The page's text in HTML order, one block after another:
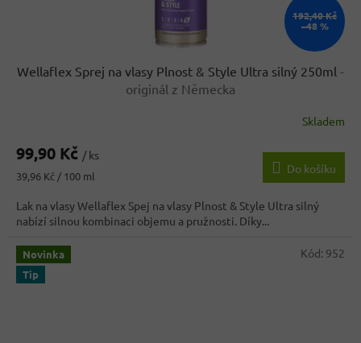
192,40 Kč
–48 %
Wellaflex Sprej na vlasy Plnost & Style Ultra silný 250ml -
originál z Německa
Skladem
99,90 Kč / ks
Měrná
39,96 Kč / 100 ml
Do košíku
Lak na vlasy Wellaflex Spej na vlasy Plnost & Style Ultra silný
nabízí silnou kombinaci objemu a pružnosti. Díky...
Novinka
Tip
Kód: 952